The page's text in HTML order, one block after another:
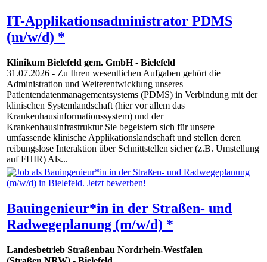
IT-Applikationsadministrator PDMS
(m/w/d) *
Klinikum Bielefeld gem. GmbH- Bielefeld
31.07.2026 - Zu Ihren wesentlichen Aufgaben gehört die
Administration und Weiterentwicklung unseres
Patientendatenmanagementsystems (PDMS) in Verbindung mit der
klinischen Systemlandschaft (hier vor allem das
Krankenhausinformationssystem) und der
Krankenhausinfrastruktur Sie begeistern sich für unsere
umfassende klinische Applikationslandschaft und stellen deren
reibungslose Interaktion über Schnittstellen sicher (z.B. Umstellung
auf FHIR) Als...
Bauingenieur*in in der Straßen- und
Radwegeplanung (m/w/d) *
Landesbetrieb Straßenbau Nordrhein-Westfalen